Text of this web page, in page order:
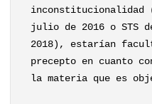
inconstitucionalidad
julio de 2016 o STS
2018), estarían
precepto en cuanto
la materia que es